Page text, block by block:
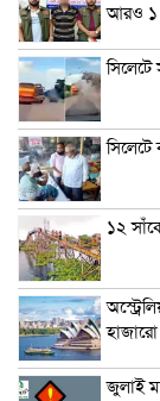
আরও ১
সিলেটে
১২
জুলাই